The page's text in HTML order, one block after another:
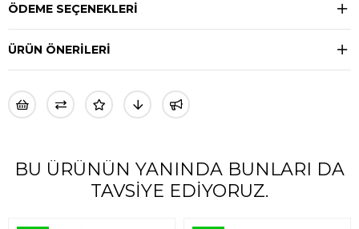
ÖDEME SEÇENEKLERI
ÜRÜN ÖNERILERI
BU ÜRÜNÜN YANINDA BUNLARI DA
TAVSIYE EDIYORUZ.